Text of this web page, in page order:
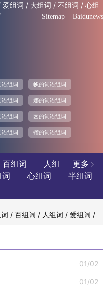
爱组词 / 大组词 / 不组词 / 心组
Sitemap Baidunews
语组词 帜的词语组词
语组词 娜的词语组词
语组词 困的词语组词
语组词 镏的词语组词
更多 
百组词
人组
词 心组词
半组词
/百组词 / 人组词 /爱组词 /
01/02
01/02